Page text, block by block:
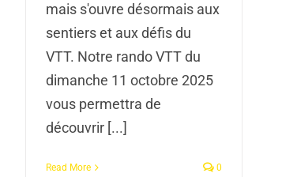
mais s'ouvre désormais aux
sentiers et aux défis du
VTT. Notre rando VTT du
dimanche 11 octobre 2025
vous permettra de
découvrir [...]
Read More 0